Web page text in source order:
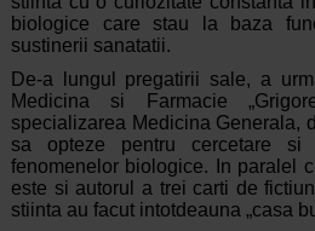
biologice care stau la baza
sustinerii sanatatii.
De-a lungul pregatirii sale, a
Medicina si Farmacie
specializarea Medicina Generala,
sa opteze pentru cercetare si
fenomenelor biologice. In paralel
este si autorul a trei carti de
stiinta au facut intotdeauna „casa